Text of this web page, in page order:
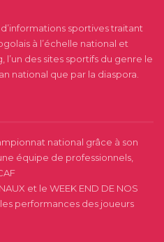
sportives traitant
à l’échelle national et
des sites sportifs du genre le
national que par la diaspora.
national grâce à son
équipe de professionnels,
et le WEEK END DE NOS
performances des joueurs